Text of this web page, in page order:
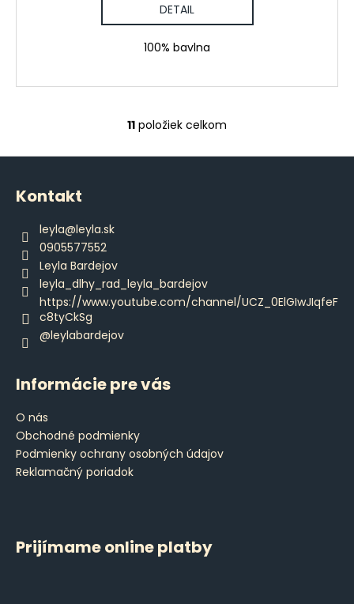
DETAIL
100% bavlna
O
v
p
r
s
u
11 položiek celkom
Z
Kontakt
leyla@leyla.sk
0905577552
Leyla Bardejov
leyla_dlhy_rad_leyla_bardejov
https://www.youtube.com/channel/UCZ_0ElGIwJIqfeF
c8tyCkSg
@leylabardejov
Informácie pre vás
O nás
Obchodné podmienky
Podmienky ochrany osobných údajov
Reklamačný poriadok
Prijímame online platby